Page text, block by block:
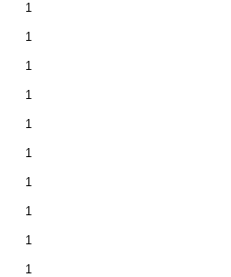
1
1
1
1
1
1
1
1
1
1